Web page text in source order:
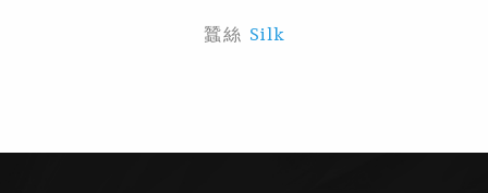
蠶絲 Silk